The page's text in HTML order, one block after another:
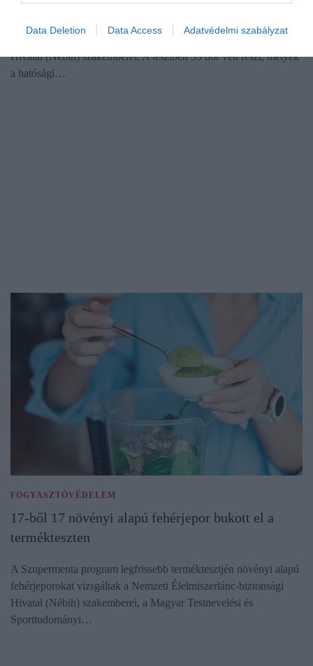
Data Deletion Data Access Adatvédelmi szabályzat
A Szupermenta terméktesztjén ezúttal kékfrankos száraz
vörösborokat vizsgáltak a Nemzeti Élelmiszerlánc-biztonsági
Hivatal (Nébih) szakemberei. A tesztben 35 bor vett részt, melyek
a hatósági…
FOGYASZTÓVÉDELEM
17-ből 17 növényi alapú fehérjepor bukott el a
termékteszten
A Szupermenta program legfrissebb terméktesztjén növényi alapú
fehérjeporokat vizsgáltak a Nemzeti Élelmiszerlánc-biztonsági
Hivatal (Nébih) szakemberei, a Magyar Testnevelési és
Sporttudományi…